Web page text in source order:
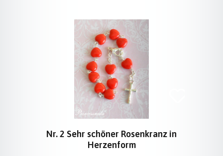
Nr. 2 Sehr schöner Rosenkranz in
Herzenform